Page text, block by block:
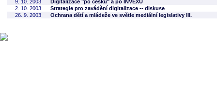
9. 10. 2003
Digitalizace "po česku" a po INVEXU
2. 10. 2003
Strategie pro zavádění digitalizace -- diskuse
26. 9. 2003
Ochrana dětí a mládeže ve světle mediální legislativy III.